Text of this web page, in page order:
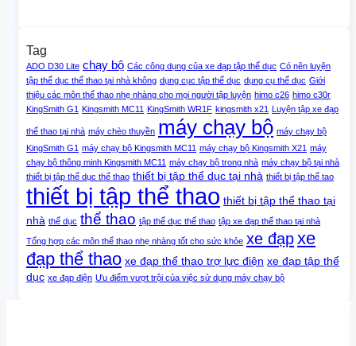
Tag
ADO D30 Lite chạy bộ Các công dụng của xe đạp tập thể dục Có nên luyện
tập thể dục thể thao tại nhà không dụng cục tập thể dục dụng cụ thể dục Giới
thiệu các môn thể thao nhẹ nhàng cho mọi người tập luyện himo c26 himo c30r
KingSmith G1 Kingsmith MC11 KingSmith WR1F kingsmith x21 Luyện tập xe đạp
thể thao tại nhà máy chèo thuyền máy chạy bộ máy chạy bộ
KingSmith G1 máy chạy bộ Kingsmith MC11 máy chạy bộ Kingsmith X21 máy
chạy bộ thông minh Kingsmith MC11 máy chạy bộ trong nhà máy chạy bộ tại nhà
thiết bị tập thể dục thể thao thiết bị tập thể dục tại nhà thiết bị tập thể tao
thiết bị tập thể thao thiết bị tập thể thao tại
nhà thể dục thể thao tập thể dục thể thao tập xe đạp thể thao tại nhà
Tổng hợp các môn thể thao nhẹ nhàng tốt cho sức khỏe xe đạpxe
đạp thể thao xe đạp thể thao trợ lực điện xe đạp tập thể
dục xe đạp điện Ưu điểm vượt trội của việc sử dụng máy chạy bộ